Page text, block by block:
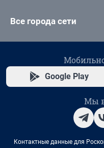
Все города сети
Google Play
Мы в
Контактные данные для